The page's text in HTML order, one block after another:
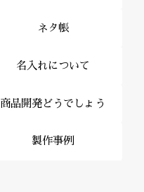
ネタ帳
名入れについて
商品開発どうでしょう
製作事例